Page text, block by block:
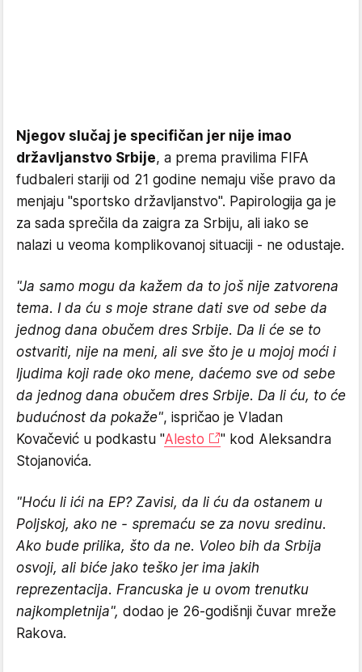
Njegov slučaj je specifičan jer nije imao
državljanstvo Srbije, a prema pravilima FIFA
fudbaleri stariji od 21 godine nemaju više pravo da
menjaju "sportsko državljanstvo". Papirologija ga je
za sada sprečila da zaigra za Srbiju, ali iako se
nalazi u veoma komplikovanoj situaciji - ne odustaje.
"Ja samo mogu da kažem da to još nije zatvorena
tema. I da ću s moje strane dati sve od sebe da
jednog dana obučem dres Srbije. Da li će se to
ostvariti, nije na meni, ali sve što je u mojoj moći i
ljudima koji rade oko mene, daćemo sve od sebe
da jednog dana obučem dres Srbije. Da li ću, to će
budućnost da pokaže", ispričao je Vladan
Kovačević u podkastu "Alesto
" kod Aleksandra
Stojanovića.
"Hoću li ići na EP? Zavisi, da li ću da ostanem u
Poljskoj, ako ne - spremaću se za novu sredinu.
Ako bude prilika, što da ne. Voleo bih da Srbija
osvoji, ali biće jako teško jer ima jakih
reprezentacija. Francuska je u ovom trenutku
najkompletnija", dodao je 26-godišnji čuvar mreže
Rakova.